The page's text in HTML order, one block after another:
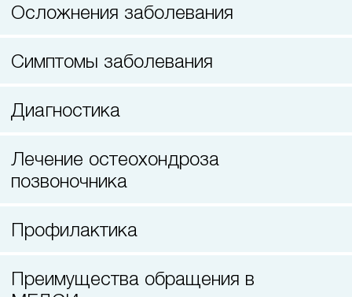
Осложнения заболевания
Симптомы заболевания
Диагностика
Лечение остеохондроза
позвоночника
Профилактика
Преимущества обращения в